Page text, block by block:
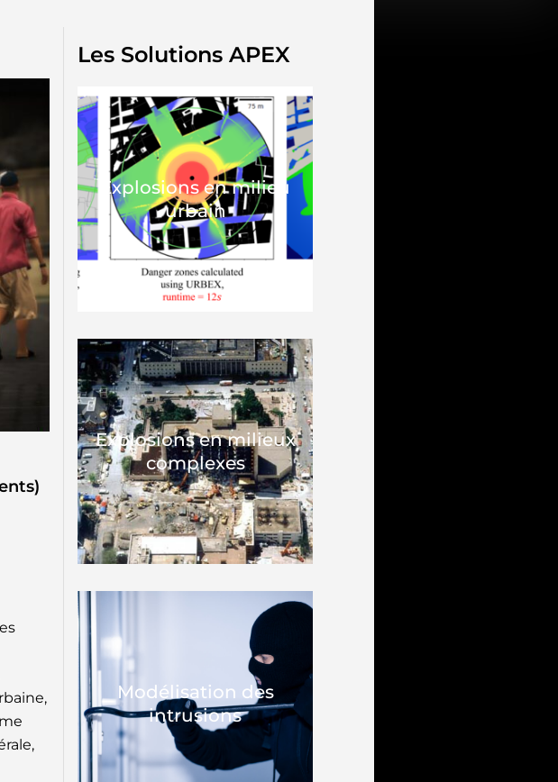
Les Solutions APEX​
Explosions en milieu
urbain
Explosions en milieux
complexes
Modélisation des
intrusions